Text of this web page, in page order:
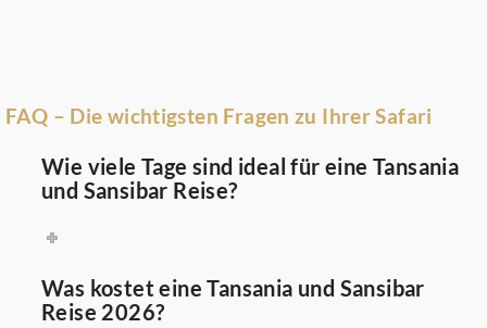
FAQ – Die wichtigsten Fragen zu Ihrer Safari
Wie viele Tage sind ideal für eine Tansania
und Sansibar Reise?
Was kostet eine Tansania und Sansibar
Reise 2026?